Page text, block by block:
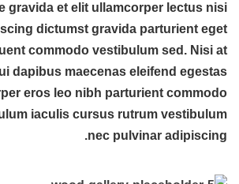
gravida et elit ullamcorper lectus nisi
dictumst gravida parturient eget
commodo vestibulum sed. Nisi at
dapibus maecenas eleifend egestas
eros leo nibh parturient commodo
iaculis cursus rutrum vestibulum
nec pulvinar adipiscing.